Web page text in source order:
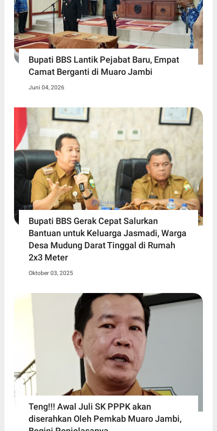
Bupati BBS Lantik Pejabat Baru, Empat
Camat Berganti di Muaro Jambi
Juni 04, 2026
Bupati BBS Gerak Cepat Salurkan
Bantuan untuk Keluarga Jasmadi, Warga
Desa Mudung Darat Tinggal di Rumah
2x3 Meter
Oktober 03, 2025
Teng!!! Awal Juli SK PPPK akan
diserahkan Oleh Pemkab Muaro Jambi,